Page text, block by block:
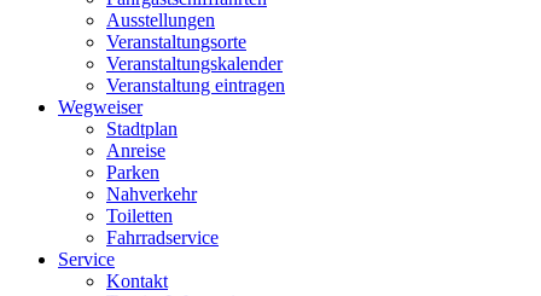
Ausstellungen
Veranstaltungsorte
Veranstaltungskalender
Veranstaltung eintragen
Wegweiser
Stadtplan
Anreise
Parken
Nahverkehr
Toiletten
Fahrradservice
Service
Kontakt